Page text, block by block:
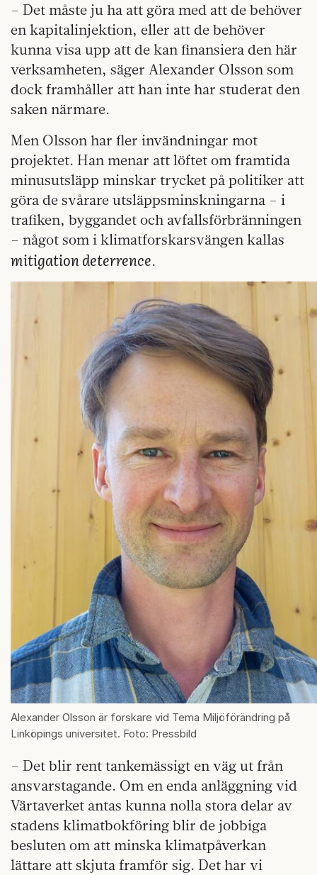
– Det måste ju ha att göra med att de behöver
en kapitalinjektion, eller att de behöver
kunna visa upp att de kan finansiera den här
verksamheten, säger Alexander Olsson som
dock framhåller att han inte har studerat den
saken närmare.
Men Olsson har fler invändningar mot
projektet. Han menar att löftet om framtida
minusutsläpp minskar trycket på politiker att
göra de svårare utsläppsminskningarna – i
trafiken, byggandet och avfallsförbränningen
– något som i klimatforskarsvängen kallas
mitigation deterrence.
Alexander Olsson är forskare vid Tema Miljöförändring på
Linköpings universitet. Foto: Pressbild
– Det blir rent tankemässigt en väg ut från
ansvarstagande. Om en enda anläggning vid
Värtaverket antas kunna nolla stora delar av
stadens klimatbokföring blir de jobbiga
besluten om att minska klimatpåverkan
lättare att skjuta framför sig. Det har vi